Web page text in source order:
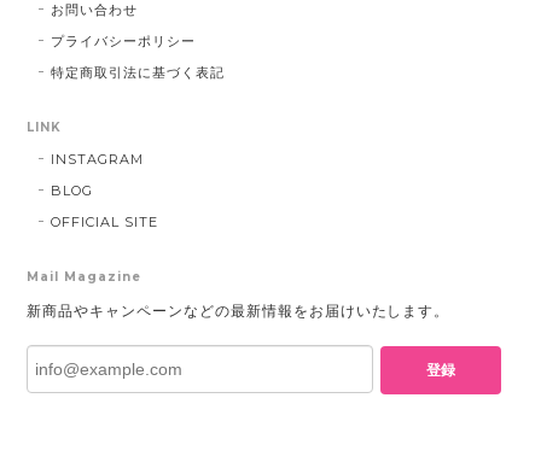
お問い合わせ
プライバシーポリシー
特定商取引法に基づく表記
LINK
INSTAGRAM
BLOG
OFFICIAL SITE
Mail Magazine
新商品やキャンペーンなどの最新情報をお届けいたします。
登録